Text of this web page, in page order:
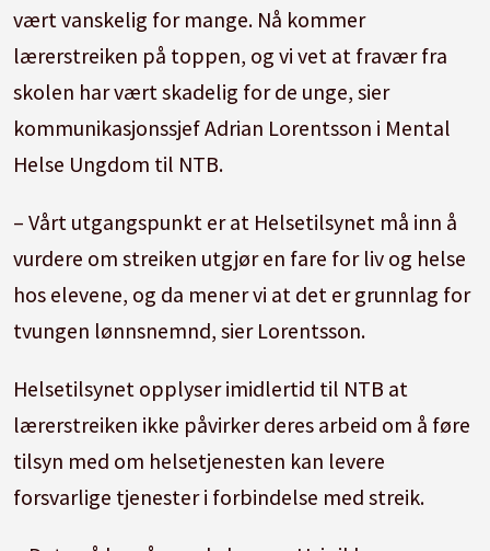
vært vanskelig for mange. Nå kommer
lærerstreiken på toppen, og vi vet at fravær fra
skolen har vært skadelig for de unge, sier
kommunikasjonssjef Adrian Lorentsson i Mental
Helse Ungdom til NTB.
– Vårt utgangspunkt er at Helsetilsynet må inn å
vurdere om streiken utgjør en fare for liv og helse
hos elevene, og da mener vi at det er grunnlag for
tvungen lønnsnemnd, sier Lorentsson.
Helsetilsynet opplyser imidlertid til NTB at
lærerstreiken ikke påvirker deres arbeid om å føre
tilsyn med om helsetjenesten kan levere
forsvarlige tjenester i forbindelse med streik.